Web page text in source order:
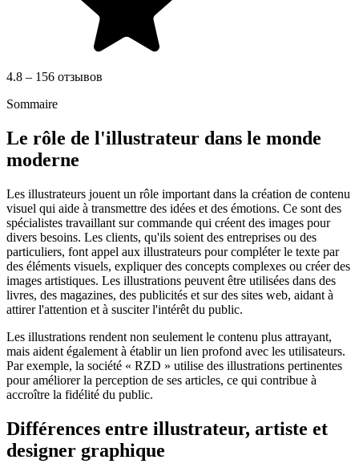
4.8 – 156 отзывов
Sommaire
Le rôle de l'illustrateur dans le monde
moderne
Les illustrateurs jouent un rôle important dans la création de contenu
visuel qui aide à transmettre des idées et des émotions. Ce sont des
spécialistes travaillant sur commande qui créent des images pour
divers besoins. Les clients, qu'ils soient des entreprises ou des
particuliers, font appel aux illustrateurs pour compléter le texte par
des éléments visuels, expliquer des concepts complexes ou créer des
images artistiques. Les illustrations peuvent être utilisées dans des
livres, des magazines, des publicités et sur des sites web, aidant à
attirer l'attention et à susciter l'intérêt du public.
Les illustrations rendent non seulement le contenu plus attrayant,
mais aident également à établir un lien profond avec les utilisateurs.
Par exemple, la société « RZD » utilise des illustrations pertinentes
pour améliorer la perception de ses articles, ce qui contribue à
accroître la fidélité du public.
Différences entre illustrateur, artiste et
designer graphique